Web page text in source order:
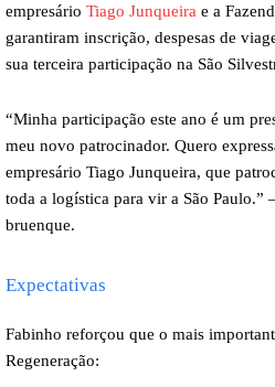
empresário Tiago Junqueira e a
garantiram inscrição, despesas de
sua terceira participação na São
“Minha participação este ano é um
meu novo patrocinador. Quero
empresário Tiago Junqueira, que
toda a logística para vir a São Paulo.”
bruenque.
Expectativas
Fabinho reforçou que o mais
Regeneração: